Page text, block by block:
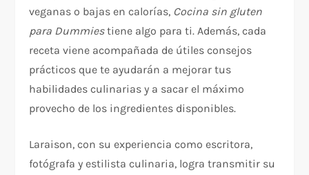
veganas o bajas en calorías, Cocina sin gluten
para Dummiestiene algo para ti. Además, cada
receta viene acompañada de útiles consejos
prácticos que te ayudarán a mejorar tus
habilidades culinarias y a sacar el máximo
provecho de los ingredientes disponibles.
Laraison, con su experiencia como escritora,
fotógrafa y estilista culinaria, logra transmitir su